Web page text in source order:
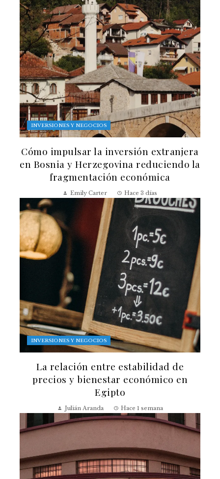
INVERSIONES Y NEGOCIOS
Cómo impulsar la inversión extranjera
en Bosnia y Herzegovina reduciendo la
fragmentación económica
Emily Carter Hace 3 días
INVERSIONES Y NEGOCIOS
La relación entre estabilidad de
precios y bienestar económico en
Egipto
Julián Aranda Hace 1 semana